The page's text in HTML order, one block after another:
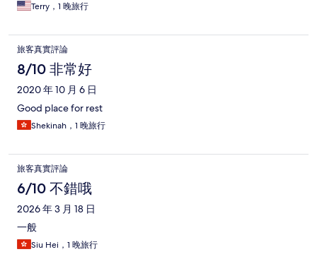
Terry，1 晚旅行
旅客真實評論
8/10 非常好
2020 年 10 月 6 日
Good place for rest
Shekinah，1 晚旅行
旅客真實評論
6/10 不錯哦
2026 年 3 月 18 日
一般
Siu Hei，1 晚旅行